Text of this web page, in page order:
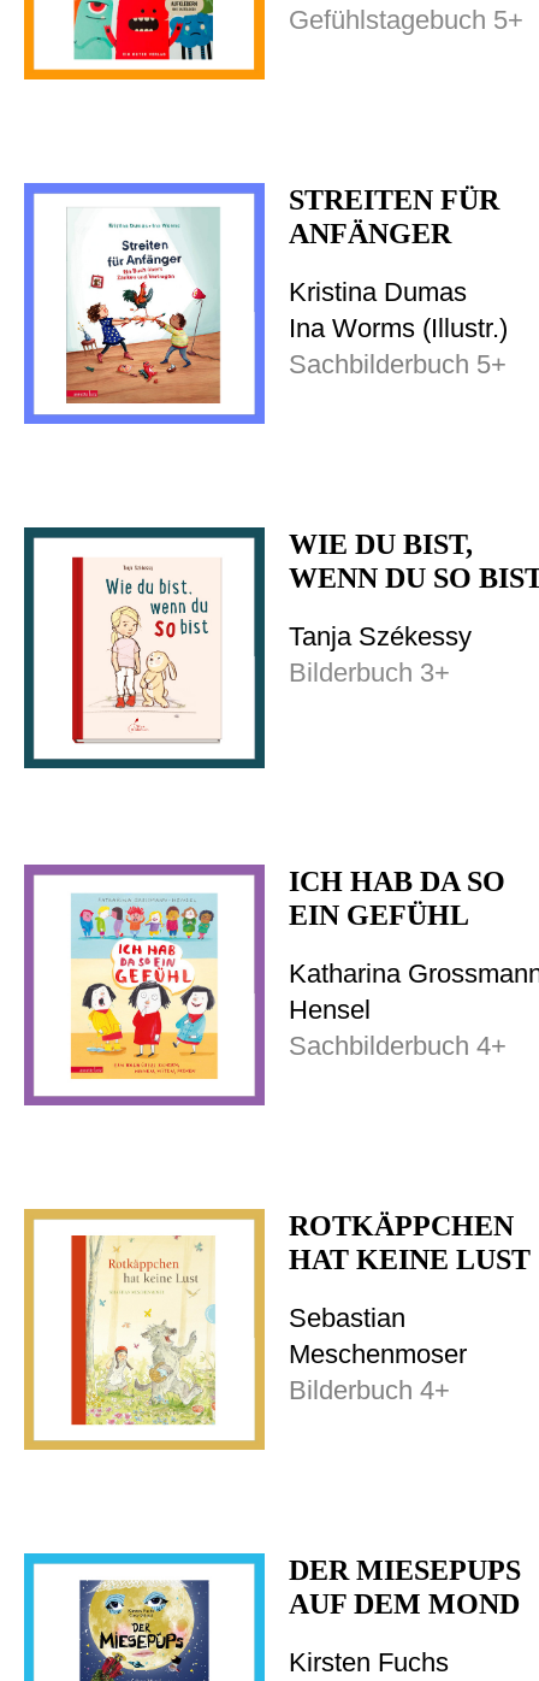
Gefühlstagebuch 5+
STREITEN FÜR
ANFÄNGER
Kristina Dumas
Ina Worms (Illustr.)
Sachbilderbuch 5+
WIE DU BIST,
WENN DU SO
Tanja Székessy
Bilderbuch 3+
ICH HAB DA SO
EIN GEFÜHL
Katharina
Hensel
Sachbilderbuch 4+
ROTKÄPPCHEN
HAT KEINE LUST
Sebastian
Meschenmoser
Bilderbuch 4+
DER MIESEPUPS
AUF DEM MOND
Kirsten Fuchs